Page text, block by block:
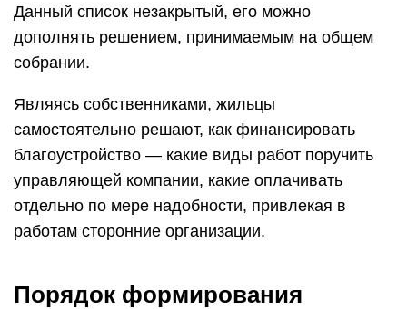
Данный список незакрытый, его можно
дополнять решением, принимаемым на общем
собрании.
Являясь собственниками, жильцы
самостоятельно решают, как финансировать
благоустройство — какие виды работ поручить
управляющей компании, какие оплачивать
отдельно по мере надобности, привлекая в
работам сторонние организации.
Порядок формирования